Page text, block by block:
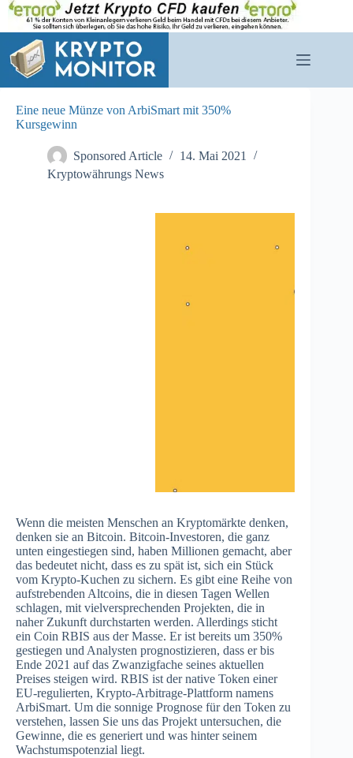
Zum
Inhalt
springen
Eine neue Münze von ArbiSmart mit 350%
Kursgewinn
Sponsored Article
14. Mai 2021
Kryptowährungs News
Wenn die meisten Menschen an Kryptomärkte denken,
denken sie an Bitcoin. Bitcoin-Investoren, die ganz
unten eingestiegen sind, haben Millionen gemacht, aber
das bedeutet nicht, dass es zu spät ist, sich ein Stück
vom Krypto-Kuchen zu sichern. Es gibt eine Reihe von
aufstrebenden Altcoins, die in diesen Tagen Wellen
schlagen, mit vielversprechenden Projekten, die in
naher Zukunft durchstarten werden. Allerdings sticht
ein Coin RBIS aus der Masse. Er ist bereits um 350%
gestiegen und Analysten prognostizieren, dass er bis
Ende 2021 auf das Zwanzigfache seines aktuellen
Preises steigen wird. RBIS ist der native Token einer
EU-regulierten, Krypto-Arbitrage-Plattform namens
ArbiSmart. Um die sonnige Prognose für den Token zu
verstehen, lassen Sie uns das Projekt untersuchen, die
Gewinne, die es generiert und was hinter seinem
Wachstumspotenzial liegt.